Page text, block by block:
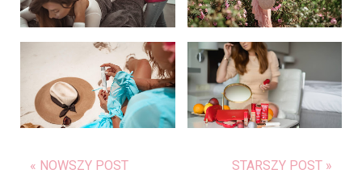
« NOWSZY POST STARSZY POST »